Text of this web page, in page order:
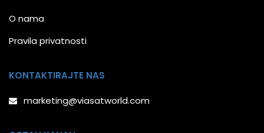
O nama
Pravila privatnosti
KONTAKTIRAJTE NAS
marketing@viasatworld.com